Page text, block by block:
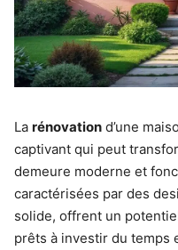
La rénovation d’une
captivant qui peut
demeure moderne et
caractérisées par des
solide, offrent un
prêts à investir du temps